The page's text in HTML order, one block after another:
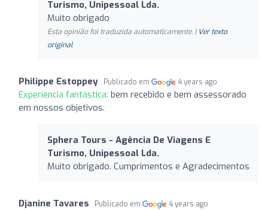
Turismo, Unipessoal Lda.
Muito obrigado
Esta opinião foi traduzida automaticamente. | Ver texto
original
Philippe Estoppey Publicado em 4 years ago
Experiência fantástica: bem recebido e bem assessorado
em nossos objetivos.
Sphera Tours - Agência De Viagens E
Turismo, Unipessoal Lda.
Muito obrigado. Cumprimentos e Agradecimentos
Djanine Tavares Publicado em 4 years ago